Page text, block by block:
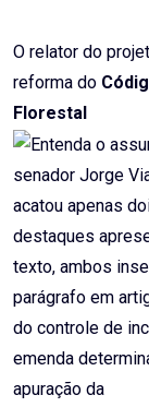
O relator do
reforma do
Florestal
senador Jorge
acatou apenas
destaques
texto, ambos
parágrafo em
do controle de
emenda
apuração da